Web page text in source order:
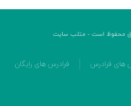
محفوظ است - متلب سایت
های فرادرس
فرادرس های رایگان